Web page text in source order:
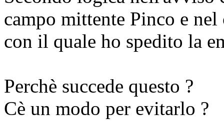
campo mittente Pinco e
con il quale ho spedito la
Perchè succede questo ?
Cè un modo per evitarlo ?